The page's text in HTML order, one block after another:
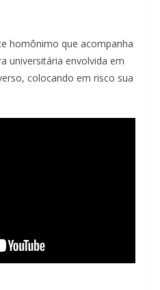
homônimo que acompanha
universitária envolvida em
colocando em risco sua